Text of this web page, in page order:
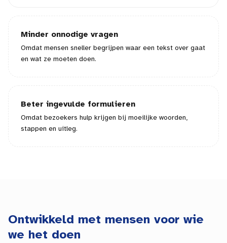
Minder onnodige vragen
Omdat mensen sneller begrijpen waar een tekst over gaat
en wat ze moeten doen.
Beter ingevulde formulieren
Omdat bezoekers hulp krijgen bij moeilijke woorden,
stappen en uitleg.
Ontwikkeld met mensen voor wie
we het doen